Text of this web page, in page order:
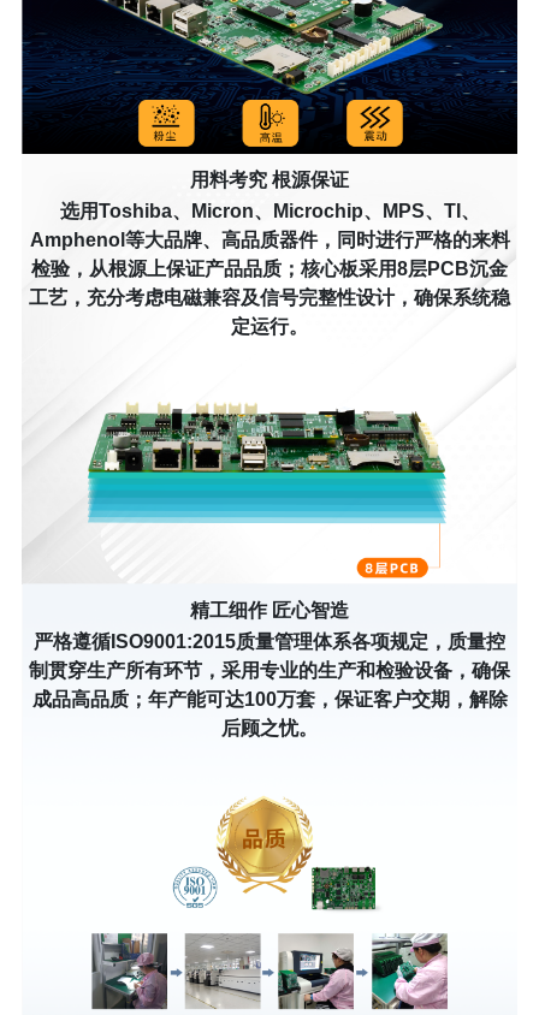
用料考究 根源保证
选用Toshiba、Micron、Microchip、MPS、TI、
Amphenol等大品牌、高品质器件，同时进行严格的来料
检验，从根源上保证产品品质；核心板采用8层PCB沉金
工艺，充分考虑电磁兼容及信号完整性设计，确保系统稳
定运行。
精工细作 匠心智造
严格遵循ISO9001:2015质量管理体系各项规定，质量控
制贯穿生产所有环节，采用专业的生产和检验设备，确保
成品高品质；年产能可达100万套，保证客户交期，解除
后顾之忧。